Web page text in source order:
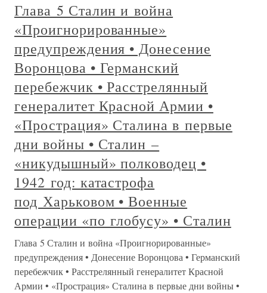
Глава 5 Сталин и война
«Проигнорированные»
предупреждения • Донесение
Воронцова • Германский
перебежчик • Расстрелянный
генералитет Красной Армии •
«Прострация» Сталина в первые
дни войны • Сталин –
«никудышный» полководец •
1942 год: катастрофа
под Харьковом • Военные
операции «по глобусу» • Сталин
Глава 5 Сталин и война «Проигнорированные»
предупреждения • Донесение Воронцова • Германский
перебежчик • Расстрелянный генералитет Красной
Армии • «Прострация» Сталина в первые дни войны •